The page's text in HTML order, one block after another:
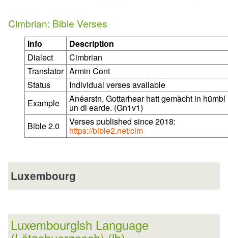
Cimbrian: Bible Verses
Info
Description
Dialect
Cimbrian
Translator Armin Cont
Status
Individual verses available
Example
Anéarstn, Gottarhear hatt gemàcht in hümbl
un di earde. (Gn1v1)
Bible 2.0
Verses published since 2018:
https://bible2.net/cim
Luxembourg
Luxembourgish Language